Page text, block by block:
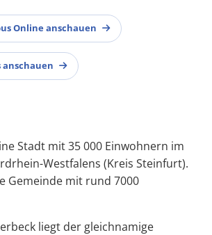
Online anschauen
anschauen
Stadt mit 35 000 Einwohnern im
Westfalens (Kreis Steinfurt).
Gemeinde mit rund 7000
liegt der gleichnamige